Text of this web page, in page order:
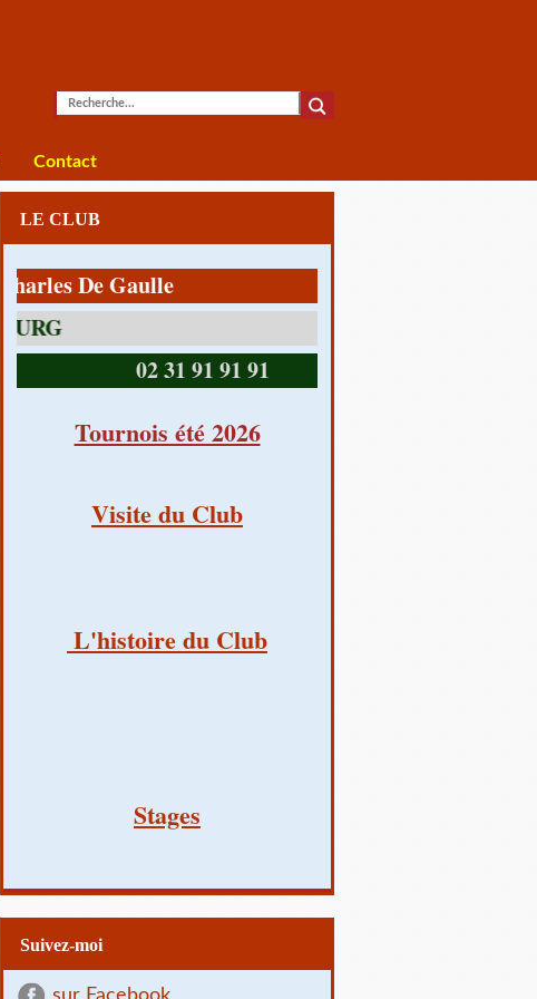
Contact
LE CLUB
De Gaulle
02 31 91 91 91
Tournois été 2026
Visite du Club
L'histoire du Club
Stages
Suivez-moi
sur Facebook